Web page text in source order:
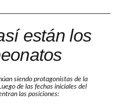
están los
siendo protagonistas de la
de las fechas iniciales del
las posiciones: